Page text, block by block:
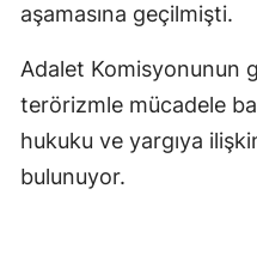
aşamasına geçilmişti.
Adalet Komisyonunun
terörizmle mücadele
hukuku ve yargıya
bulunuyor.